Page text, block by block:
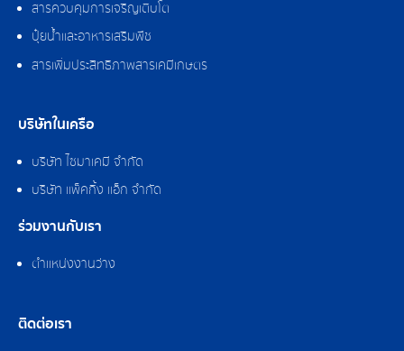
สารควบคุมการเจริญเติบโต
ปุ๋ยน้ำและอาหารเสริมพืช
สารเพิ่มประสิทธิภาพสารเคมีเกษตร
บริษัทในเครือ
บริษัท ไซมาเคมี จำกัด
บริษัท แพ็คกิ้ง แอ็ก จำกัด
ร่วมงานกับเรา
ตำแหน่งงานว่าง
ติดต่อเรา